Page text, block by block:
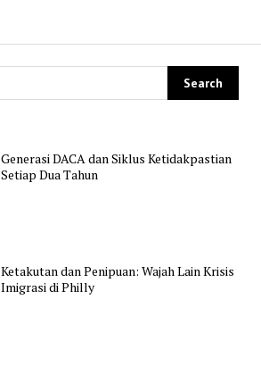
Generasi DACA dan Siklus Ketidakpastian
Setiap Dua Tahun
Ketakutan dan Penipuan: Wajah Lain Krisis
Imigrasi di Philly